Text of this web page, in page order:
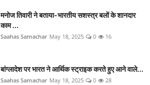
मनोज तिवारी ने बताया-भारतीय सशस्त्र बलों के शानदार
काम ...
Saahas Samachar May 18, 2025 0 16
बांग्लादेश पर भारत ने आर्थिक स्ट्राइक करते हुए आने वाले...
Saahas Samachar May 18, 2025 0 28